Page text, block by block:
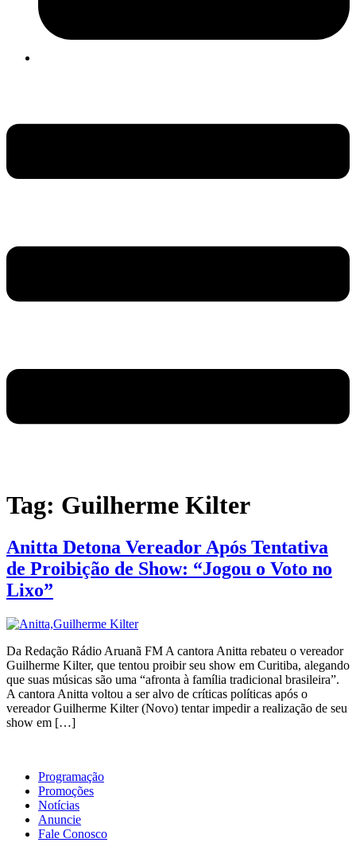
Tag: Guilherme Kilter
Anitta Detona Vereador Após Tentativa
de Proibição de Show: “Jogou o Voto no
Lixo”
Da Redação Rádio Aruanã FM A cantora Anitta rebateu o vereador
Guilherme Kilter, que tentou proibir seu show em Curitiba, alegando
que suas músicas são uma “afronta à família tradicional brasileira”.
A cantora Anitta voltou a ser alvo de críticas políticas após o
vereador Guilherme Kilter (Novo) tentar impedir a realização de seu
show em […]
Programação
Promoções
Notícias
Anuncie
Fale Conosco